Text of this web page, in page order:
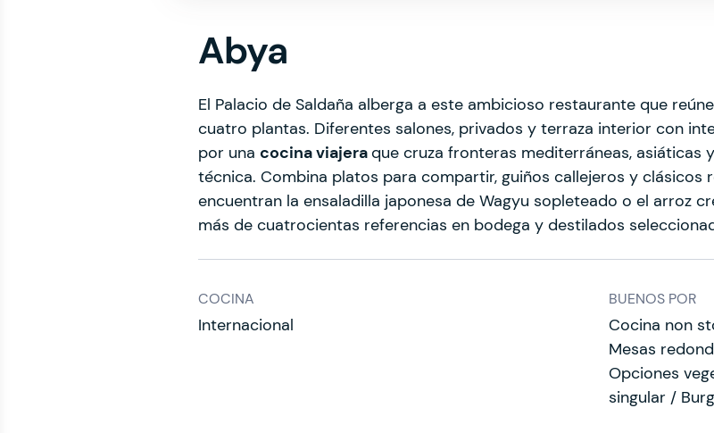
Abya
El Palacio de Saldaña alberga a este ambicioso restaurante que reúne
cuatro plantas. Diferentes salones, privados y terraza interior con
por una cocina viajeraque cruza fronteras mediterráneas, asiáticas
técnica. Combina platos para compartir, guiños callejeros y clásicos
encuentran la ensaladilla japonesa de Wagyu sopleteado o el arroz
más de cuatrocientas referencias en bodega y destilados
COCINA
Internacional
BUENOS POR
Cocina non
Mesas
Opciones
singular /